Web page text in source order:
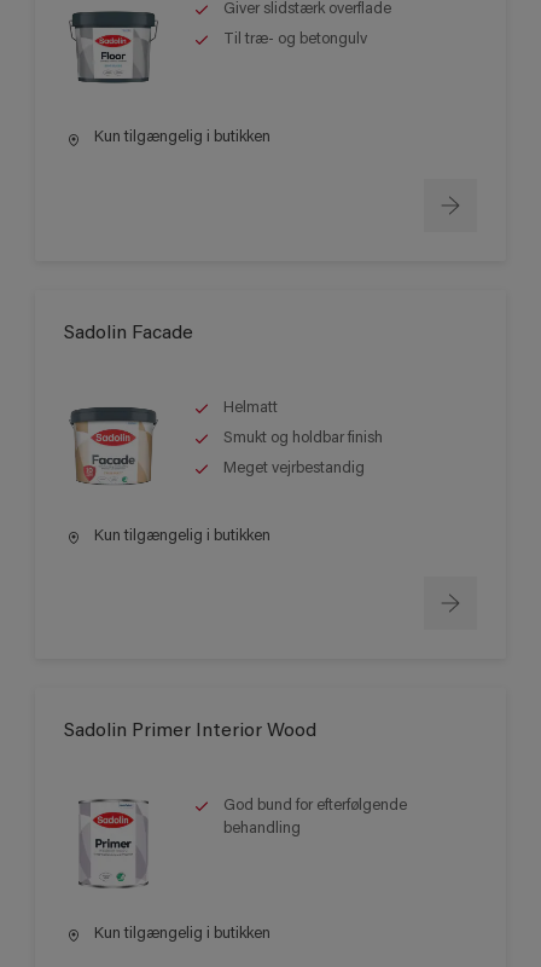
Giver slidstærk overflade
Til træ- og betongulv
Kun tilgængelig i butikken
Sadolin Facade
Helmatt
Smukt og holdbar finish
Meget vejrbestandig
Kun tilgængelig i butikken
Sadolin Primer Interior Wood
God bund for efterfølgende
behandling
Kun tilgængelig i butikken